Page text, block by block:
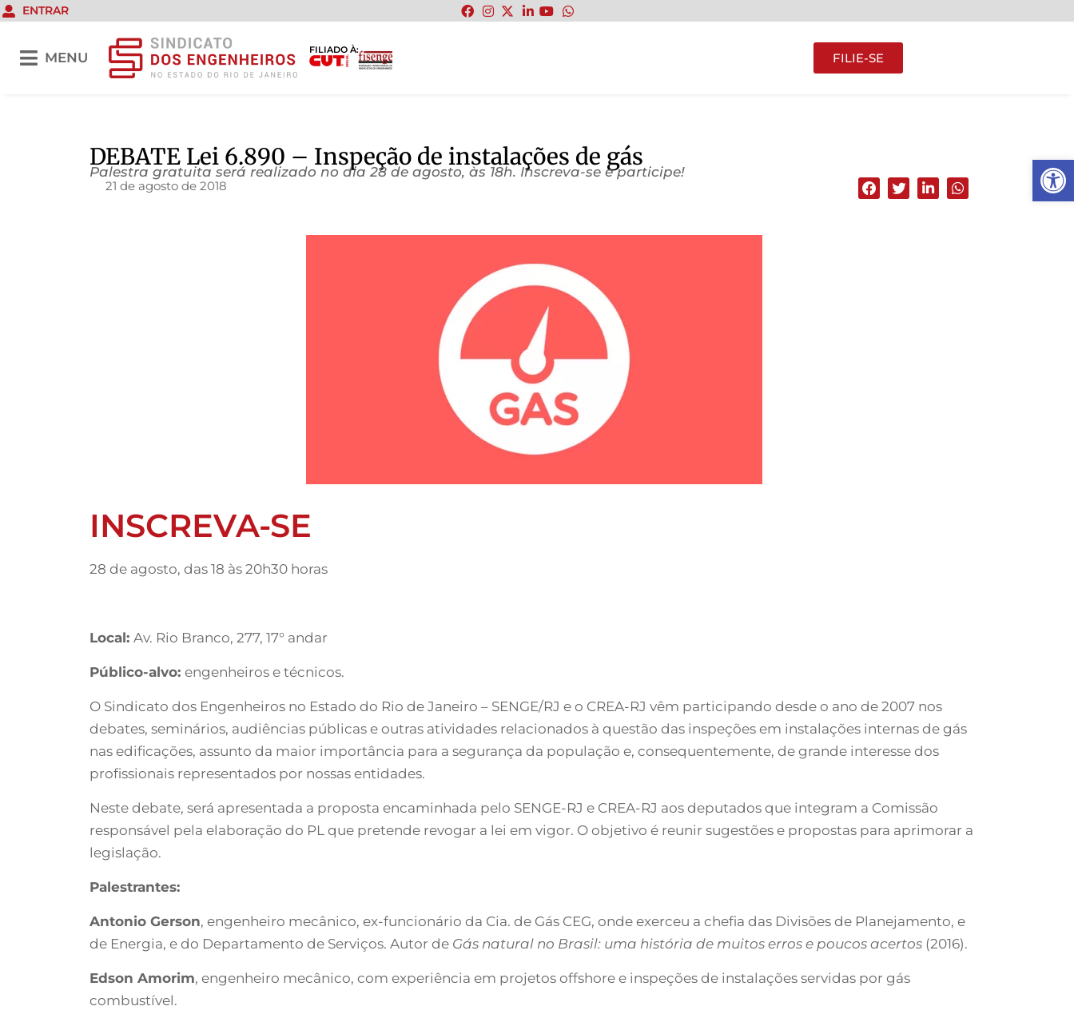
Abrir
ENTRAR
MENU
FILIADO À:
FILIE-SE
DEBATE Lei 6.890 – Inspeção de instalações de gás
Palestra gratuita será realizado no dia 28 de agosto, às 18h. Inscreva-se e participe!
21 de agosto de 2018
INSCREVA-SE
28 de agosto, das 18 às 20h30 horas
Local: Av. Rio Branco, 277, 17° andar
Público-alvo: engenheiros e técnicos.
O Sindicato dos Engenheiros no Estado do Rio de Janeiro – SENGE/RJ e o CREA-RJ vêm participando desde o ano de 2007 nos
debates, seminários, audiências públicas e outras atividades relacionados à questão das inspeções em instalações internas de gás
nas edificações, assunto da maior importância para a segurança da população e, consequentemente, de grande interesse dos
profissionais representados por nossas entidades.
Neste debate, será apresentada a proposta encaminhada pelo SENGE-RJ e CREA-RJ aos deputados que integram a Comissão
responsável pela elaboração do PL que pretende revogar a lei em vigor. O objetivo é reunir sugestões e propostas para aprimorar a
legislação.
Palestrantes:
Antonio Gerson, engenheiro mecânico, ex-funcionário da Cia. de Gás CEG, onde exerceu a chefia das Divisões de Planejamento, e
de Energia, e do Departamento de Serviços. Autor de Gás natural no Brasil: uma história de muitos erros e poucos acertos (2016).
Edson Amorim, engenheiro mecânico, com experiência em projetos offshore e inspeções de instalações servidas por gás
combustível.